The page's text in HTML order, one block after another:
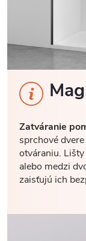
Zatváranie
sprchové
otváraniu.
alebo medzi
zaisťujú ich